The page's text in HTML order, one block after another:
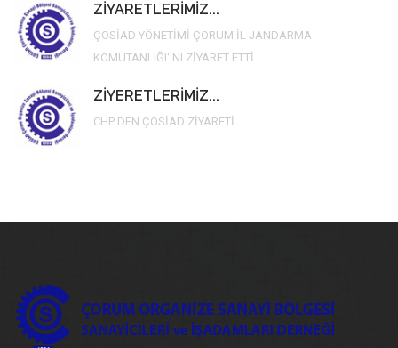
ZİYARETLERİMİZ...
ÇOSİAD YÖNETİMİ ÇORUM İL JANDARMA
KOMUTANLIĞI' NI ZİYARET ETTİ....
ZİYERETLERİMİZ...
CHP DEN ÇOSİAD ZİYARETİ...